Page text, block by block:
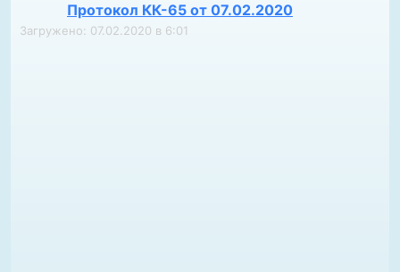
Протокол КК-65 от 07.02.2020
Загружено: 07.02.2020 в 6:01